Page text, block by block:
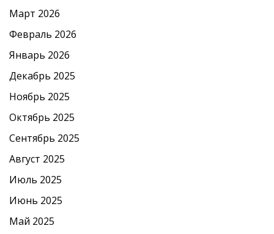
Март 2026
Февраль 2026
Январь 2026
Декабрь 2025
Ноябрь 2025
Октябрь 2025
Сентябрь 2025
Август 2025
Июль 2025
Июнь 2025
Май 2025